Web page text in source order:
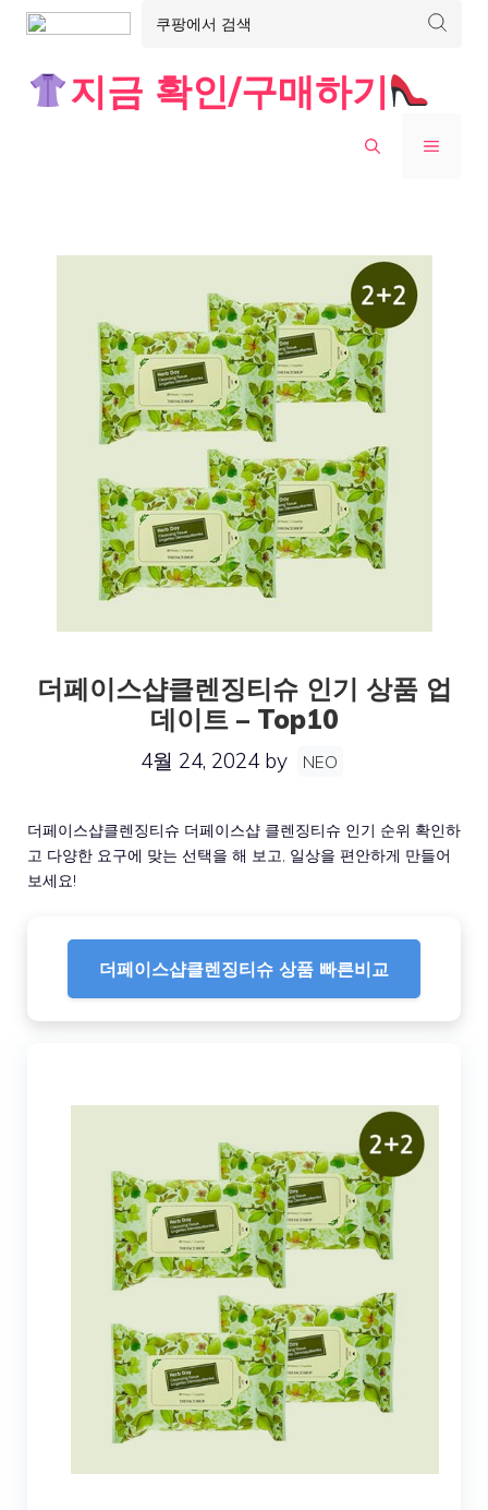
지금 확인/구매하기
MENU
더페이스샵클렌징티슈 인기 상품 업
데이트 – Top10
4월 24, 2024 by NEO
더페이스샵클렌징티슈 더페이스샵 클렌징티슈 인기 순위 확인하
고 다양한 요구에 맞는 선택을 해 보고, 일상을 편안하게 만들어
보세요!
더페이스샵클렌징티슈 상품 빠른비교